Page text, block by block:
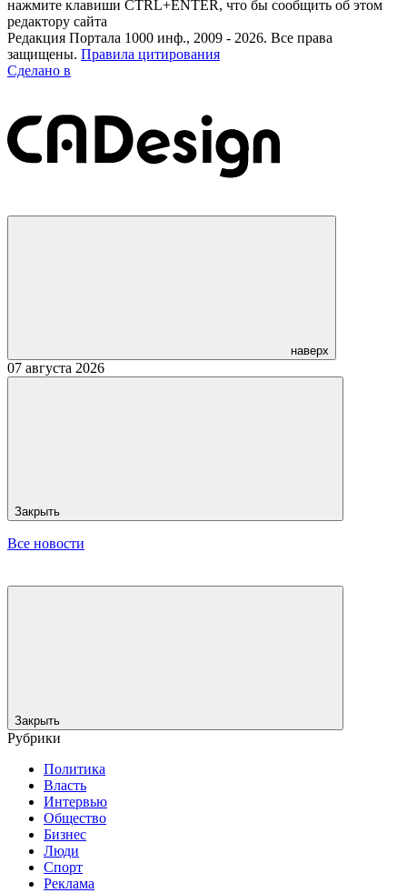
нажмите клавиши CTRL+ENTER, что бы сообщить об этом
редактору сайта
Редакция Портала 1000 инф., 2009 - 2026. Все права
защищены. Правила цитирования
Сделано в
наверх
07 августа 2026
Закрыть
Все новости
Закрыть
Рубрики
Политика
Власть
Интервью
Общество
Бизнес
Люди
Спорт
Реклама